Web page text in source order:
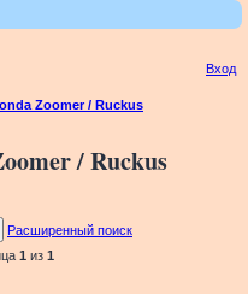
Вход
Zoomer / Ruckus
/ Ruckus
Расширенный поиск
1 из 1